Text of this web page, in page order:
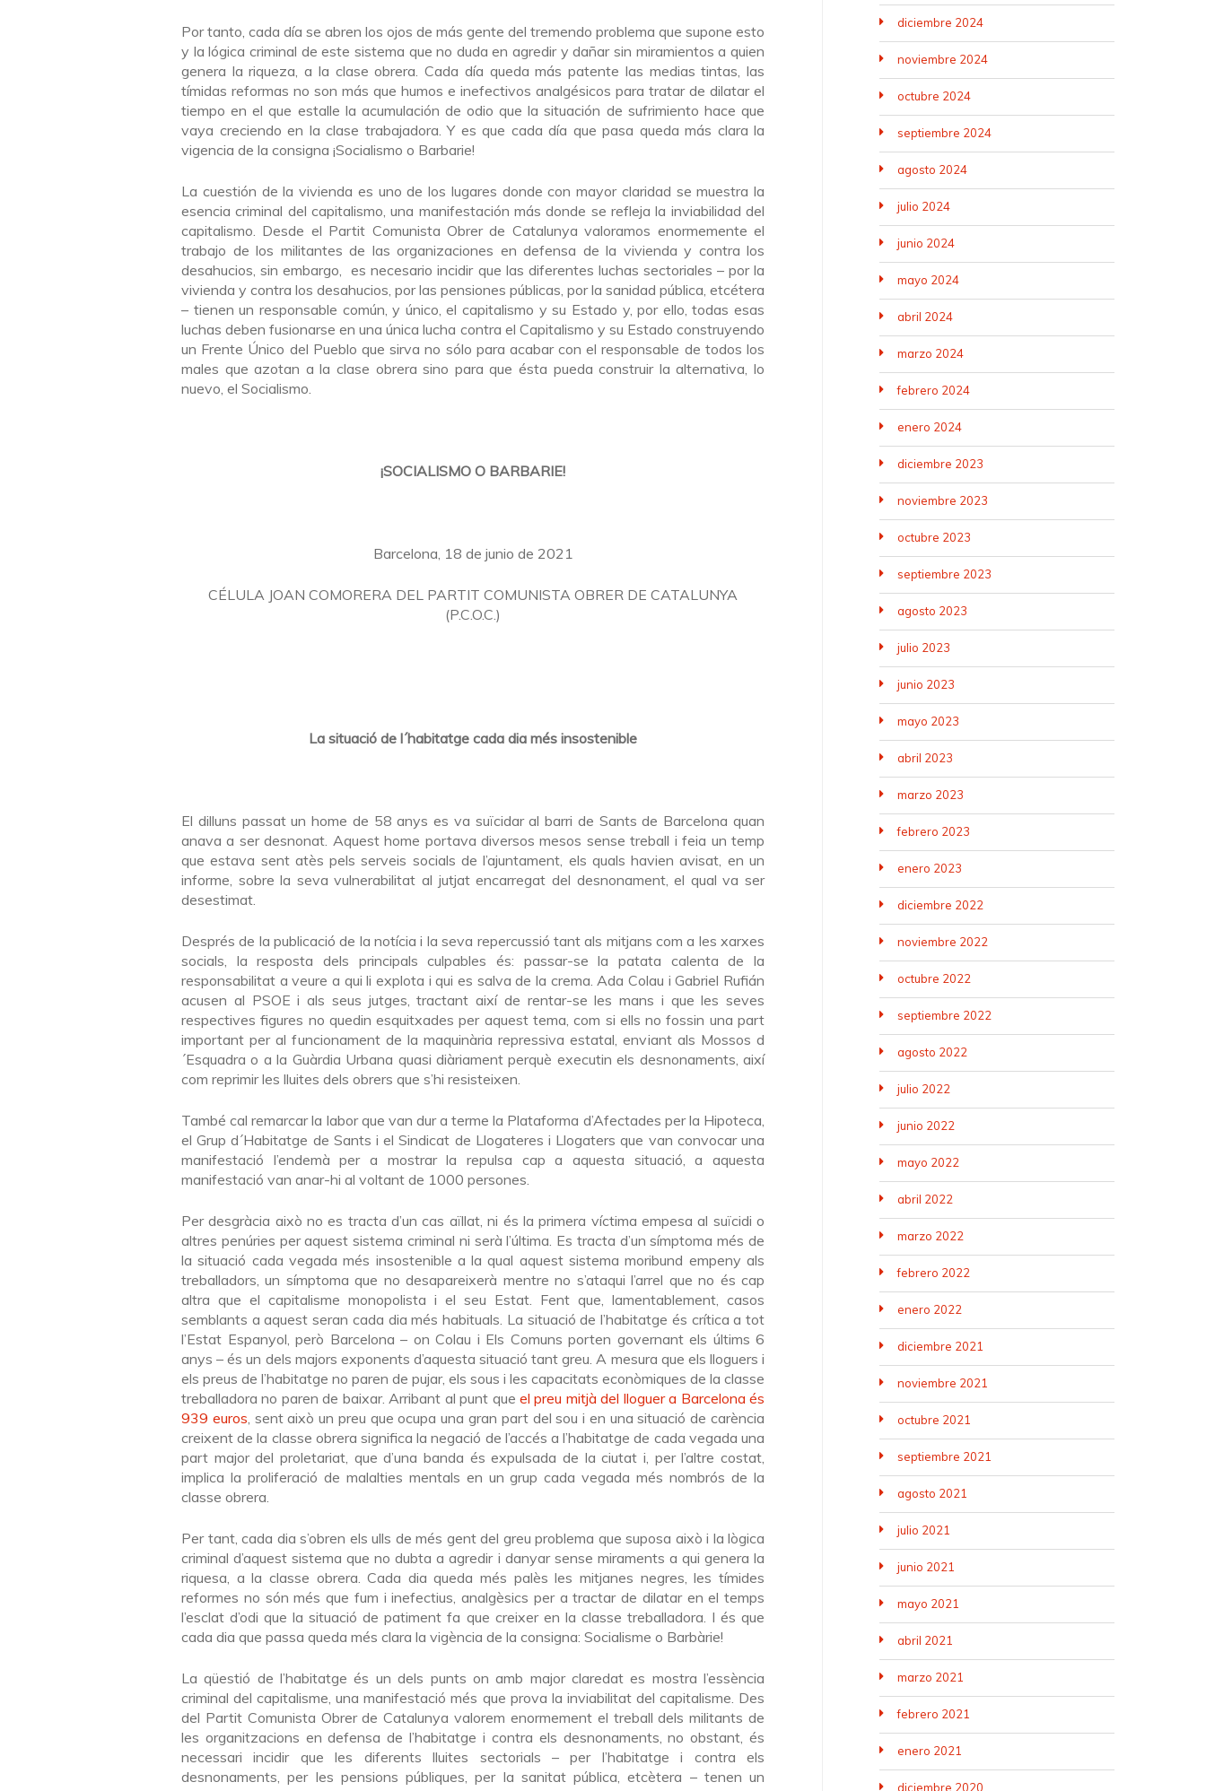
Por tanto, cada día se abren los ojos de más gente del tremendo problema que supone esto
y la lógica criminal de este sistema que no duda en agredir y dañar sin miramientos a quien
genera la riqueza, a la clase obrera. Cada día queda más patente las medias tintas, las
tímidas reformas no son más que humos e inefectivos analgésicos para tratar de dilatar el
tiempo en el que estalle la acumulación de odio que la situación de sufrimiento hace que
vaya creciendo en la clase trabajadora. Y es que cada día que pasa queda más clara la
vigencia de la consigna ¡Socialismo o Barbarie!
La cuestión de la vivienda es uno de los lugares donde con mayor claridad se muestra la
esencia criminal del capitalismo, una manifestación más donde se refleja la inviabilidad del
capitalismo. Desde el Partit Comunista Obrer de Catalunya valoramos enormemente el
trabajo de los militantes de las organizaciones en defensa de la vivienda y contra los
desahucios, sin embargo, es necesario incidir que las diferentes luchas sectoriales – por la
vivienda y contra los desahucios, por las pensiones públicas, por la sanidad pública, etcétera
– tienen un responsable común, y único, el capitalismo y su Estado y, por ello, todas esas
luchas deben fusionarse en una única lucha contra el Capitalismo y su Estado construyendo
un Frente Único del Pueblo que sirva no sólo para acabar con el responsable de todos los
males que azotan a la clase obrera sino para que ésta pueda construir la alternativa, lo
nuevo, el Socialismo.
¡SOCIALISMO O BARBARIE!
Barcelona, 18 de junio de 2021
CÉLULA JOAN COMORERA DEL PARTIT COMUNISTA OBRER DE CATALUNYA
(P.C.O.C.)
La situació de l´habitatge cada dia més insostenible
El dilluns passat un home de 58 anys es va suïcidar al barri de Sants de Barcelona quan
anava a ser desnonat. Aquest home portava diversos mesos sense treball i feia un temp
que estava sent atès pels serveis socials de l’ajuntament, els quals havien avisat, en un
informe, sobre la seva vulnerabilitat al jutjat encarregat del desnonament, el qual va ser
desestimat.
Després de la publicació de la notícia i la seva repercussió tant als mitjans com a les xarxes
socials, la resposta dels principals culpables és: passar-se la patata calenta de la
responsabilitat a veure a qui li explota i qui es salva de la crema. Ada Colau i Gabriel Rufián
acusen al PSOE i als seus jutges, tractant així de rentar-se les mans i que les seves
respectives figures no quedin esquitxades per aquest tema, com si ells no fossin una part
important per al funcionament de la maquinària repressiva estatal, enviant als Mossos d
´Esquadra o a la Guàrdia Urbana quasi diàriament perquè executin els desnonaments, així
com reprimir les lluites dels obrers que s’hi resisteixen.
També cal remarcar la labor que van dur a terme la Plataforma d’Afectades per la Hipoteca,
el Grup d´Habitatge de Sants i el Sindicat de Llogateres i Llogaters que van convocar una
manifestació l’endemà per a mostrar la repulsa cap a aquesta situació, a aquesta
manifestació van anar-hi al voltant de 1000 persones.
Per desgràcia això no es tracta d’un cas aïllat, ni és la primera víctima empesa al suïcidi o
altres penúries per aquest sistema criminal ni serà l’última. Es tracta d’un símptoma més de
la situació cada vegada més insostenible a la qual aquest sistema moribund empeny als
treballadors, un símptoma que no desapareixerà mentre no s’ataqui l’arrel que no és cap
altra que el capitalisme monopolista i el seu Estat. Fent que, lamentablement, casos
semblants a aquest seran cada dia més habituals. La situació de l’habitatge és crítica a tot
l’Estat Espanyol, però Barcelona – on Colau i Els Comuns porten governant els últims 6
anys – és un dels majors exponents d’aquesta situació tant greu. A mesura que els lloguers i
els preus de l’habitatge no paren de pujar, els sous i les capacitats econòmiques de la classe
treballadora no paren de baixar. Arribant al punt que el preu mitjà del lloguer a Barcelona és
939 euros , sent això un preu que ocupa una gran part del sou i en una situació de carència
creixent de la classe obrera significa la negació de l’accés a l’habitatge de cada vegada una
part major del proletariat, que d’una banda és expulsada de la ciutat i, per l’altre costat,
implica la proliferació de malalties mentals en un grup cada vegada més nombrós de la
classe obrera.
Per tant, cada dia s’obren els ulls de més gent del greu problema que suposa això i la lògica
criminal d’aquest sistema que no dubta a agredir i danyar sense miraments a qui genera la
riquesa, a la classe obrera. Cada dia queda més palès les mitjanes negres, les tímides
reformes no són més que fum i inefectius, analgèsics per a tractar de dilatar en el temps
l’esclat d’odi que la situació de patiment fa que creixer en la classe treballadora. I és que
cada dia que passa queda més clara la vigència de la consigna: Socialisme o Barbàrie!
La qüestió de l’habitatge és un dels punts on amb major claredat es mostra l’essència
criminal del capitalisme, una manifestació més que prova la inviabilitat del capitalisme. Des
del Partit Comunista Obrer de Catalunya valorem enormement el treball dels militants de
les organitzacions en defensa de l’habitatge i contra els desnonaments, no obstant, és
necessari incidir que les diferents lluites sectorials – per l’habitatge i contra els
desnonaments, per les pensions públiques, per la sanitat pública, etcètera – tenen un
diciembre 2024
noviembre 2024
octubre 2024
septiembre 2024
agosto 2024
julio 2024
junio 2024
mayo 2024
abril 2024
marzo 2024
febrero 2024
enero 2024
diciembre 2023
noviembre 2023
octubre 2023
septiembre 2023
agosto 2023
julio 2023
junio 2023
mayo 2023
abril 2023
marzo 2023
febrero 2023
enero 2023
diciembre 2022
noviembre 2022
octubre 2022
septiembre 2022
agosto 2022
julio 2022
junio 2022
mayo 2022
abril 2022
marzo 2022
febrero 2022
enero 2022
diciembre 2021
noviembre 2021
octubre 2021
septiembre 2021
agosto 2021
julio 2021
junio 2021
mayo 2021
abril 2021
marzo 2021
febrero 2021
enero 2021
diciembre 2020